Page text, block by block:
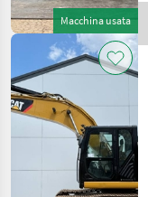
Macchina usata